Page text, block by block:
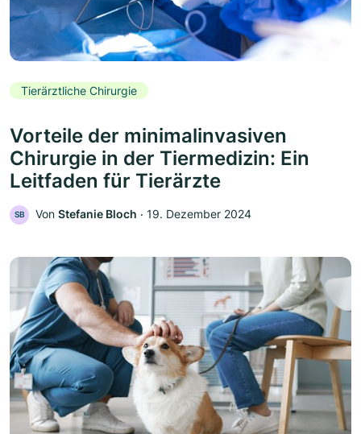
Tierärztliche Chirurgie
Vorteile der minimalinvasiven
Chirurgie in der Tiermedizin: Ein
Leitfaden für Tierärzte
SB Von Stefanie Bloch ‧ 19. Dezember 2024